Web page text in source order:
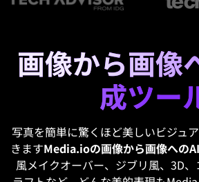
画像から画像
成ツー
写真を簡単に驚くほど美しいビジュ
きますMedia.ioの画像から画像への
風メイクオーバー、ジブリ風、3D